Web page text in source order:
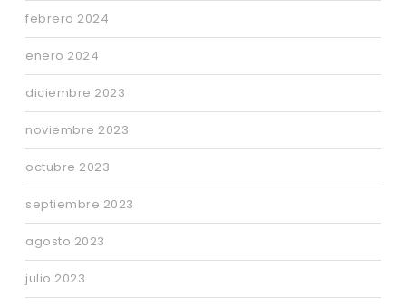
febrero 2024
enero 2024
diciembre 2023
noviembre 2023
octubre 2023
septiembre 2023
agosto 2023
julio 2023